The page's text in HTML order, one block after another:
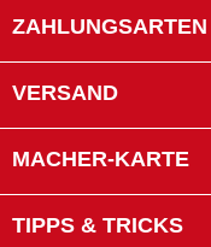
ZAHLUNGSARTEN
VERSAND
MACHER-KARTE
TIPPS & TRICKS